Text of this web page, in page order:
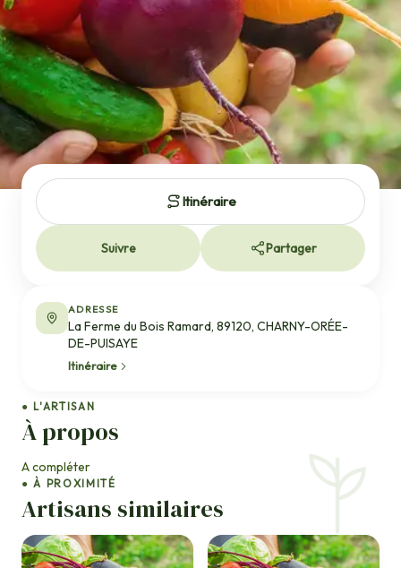
● L'ARTISAN
À propos
A compléter
● À PROXIMITÉ
Artisans similaires
Itinéraire
Suivre Partager
ADRESSE
La Ferme du Bois Ramard, 89120, CHARNY-ORÉE-
DE-PUISAYE
Itinéraire